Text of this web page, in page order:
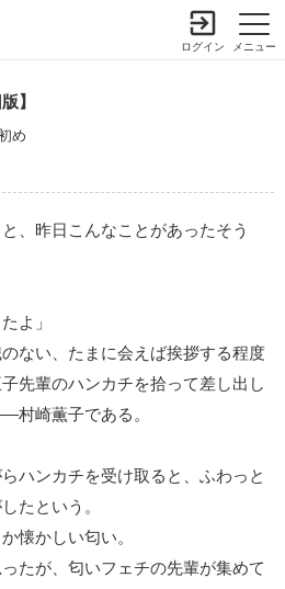
メニュー
ログイン
】
め
、昨日こんなことがあったそう
よ」
ない、たまに会えば挨拶する程度
先輩のハンカチを拾って差し出し
村崎薫子である。
ハンカチを受け取ると、ふわっと
たという。
懐かしい匂い。
たが、匂いフェチの先輩が集めて